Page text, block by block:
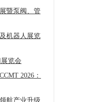
暨泵阀、管
机器人展览
览会
2026：
航产业升级